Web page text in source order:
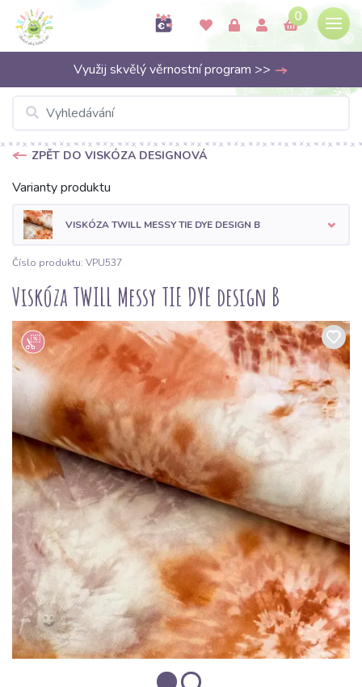
0
Využij skvělý věrnostní program >>
ZPĚT DO VISKÓZA DESIGNOVÁ
Varianty produktu
VISKÓZA TWILL MESSY TIE DYE DESIGN B
Číslo produktu: VPU537
Viskóza TWILL Messy TIE DYE design B